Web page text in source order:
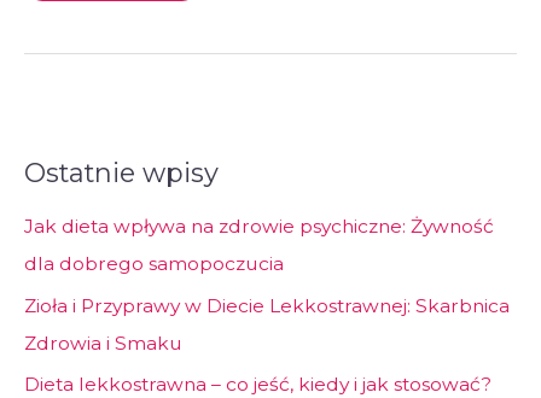
Ostatnie wpisy
Jak dieta wpływa na zdrowie psychiczne: Żywność
dla dobrego samopoczucia
Zioła i Przyprawy w Diecie Lekkostrawnej: Skarbnica
Zdrowia i Smaku
Dieta lekkostrawna – co jeść, kiedy i jak stosować?